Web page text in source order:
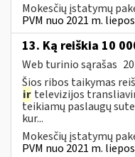
Mokesčių įstatymų
PVM nuo 2021 m.
13. Ką reiškia 10
Web turinio sąrašas
Šios ribos taikymas
ir televizijos
teikiamų paslaugų
kur...
Mokesčių įstatymų
PVM nuo 2021 m.